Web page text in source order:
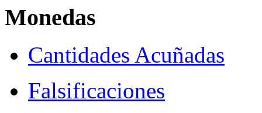
Monedas
Cantidades Acuñadas
Falsificaciones